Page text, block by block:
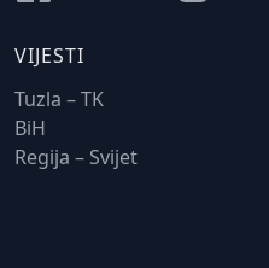
VIJESTI
Tuzla – TK
BiH
Regija – Svijet